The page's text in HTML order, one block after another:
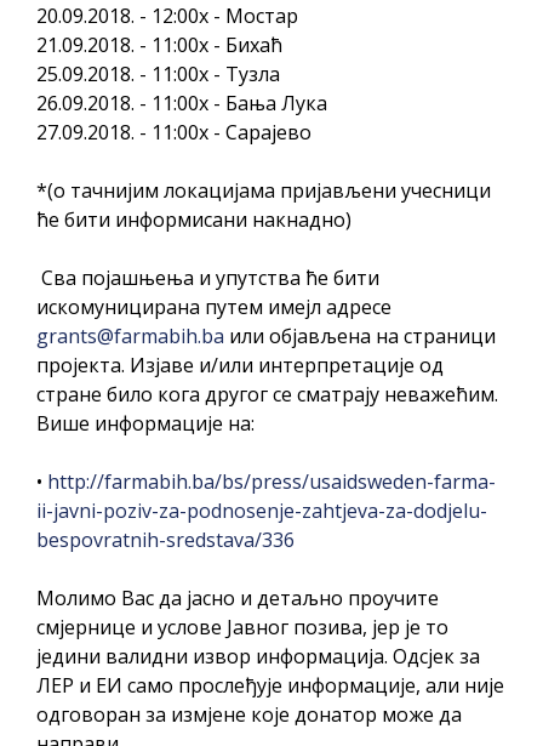
20.09.2018. - 12:00х - Мостар
21.09.2018. - 11:00х - Бихаћ
25.09.2018. - 11:00х - Тузла
26.09.2018. - 11:00х - Бања Лука
27.09.2018. - 11:00х - Сарајево
*(о тачнијим локацијама пријављени учесници
ће бити информисани накнадно)
Сва појашњења и упутства ће бити
искомуницирана путем имејл адресе
grants@farmabih.ba или објављена на страници
пројекта. Изјаве и/или интерпретације од
стране било кога другог се сматрају неважећим.
Више информације на:
• http://farmabih.ba/bs/press/usaidsweden-farma-
ii-javni-poziv-za-podnosenje-zahtjeva-za-dodjelu-
bespovratnih-sredstava/336
Молимо Вас да јасно и детаљно проучите
смјернице и услове Јавног позива, јер је то
једини валидни извор информација. Одсјек за
ЛЕР и ЕИ само прослеђује информације, али није
одговоран за измјене које донатор може да